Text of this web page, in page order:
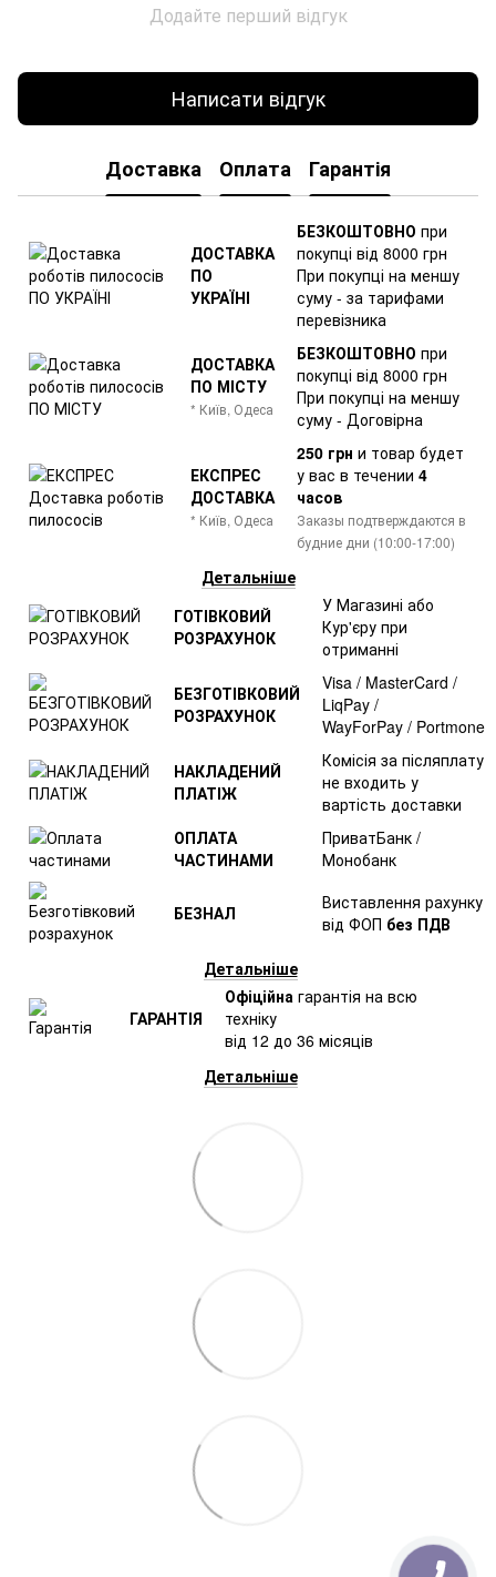
Додайте перший відгук
Написати відгук
Доставка Оплата Гарантія
ДОСТАВКА
ПО
УКРАЇНІ
БЕЗКОШТОВНО при
покупці від 8000 грн
При покупці на меншу
суму - за тарифами
перевізника
ДОСТАВКА
ПО МІСТУ
* Київ, Одеса
БЕЗКОШТОВНО при
покупці від 8000 грн
При покупці на меншу
суму - Договірна
ЕКСПРЕС
ДОСТАВКА
* Київ, Одеса
250 грн и товар будет
у вас в течении 4
часов
Заказы подтверждаются в
будние дни (10:00-17:00)
Детальніше
ГОТІВКОВИЙ
РОЗРАХУНОК
У Магазині або
Кур'єру при
отриманні
БЕЗГОТІВКОВИЙ
РОЗРАХУНОК
Visa / MasterCard /
LiqPay /
WayForPay / Portmone
НАКЛАДЕНИЙ
ПЛАТІЖ
Комісія за післяплату
не входить у
вартість доставки
ОПЛАТА
ЧАСТИНАМИ
ПриватБанк /
Монобанк
БЕЗНАЛ
Виставлення рахунку
від ФОП без ПДВ
Детальніше
ГАРАНТІЯ
Офіційна гарантія на всю
техніку
від 12 до 36 місяців
Детальніше